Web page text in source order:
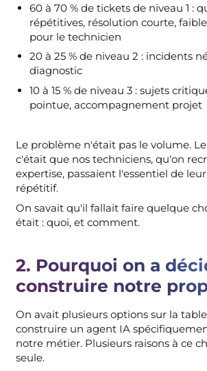
60 à 70 % de tickets de niveau 1 :
répétitives, résolution courte,
pour le technicien
20 à 25 % de niveau 2 : incidents
diagnostic
10 à 15 % de niveau 3 : sujets
pointue, accompagnement projet
Le problème n'était pas le volume.
c'était que nos techniciens, qu'on
expertise, passaient l'essentiel de
répétitif.
On savait qu'il fallait faire quelque
était : quoi, et comment.
2. Pourquoi on a
construire notre
On avait plusieurs options sur la
construire un agent IA
notre métier. Plusieurs raisons à ce
seule.